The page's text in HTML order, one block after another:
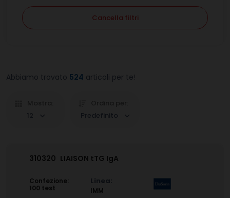
Cancella filtri
Abbiamo trovato 524 articoli per te!
12
Predefinito
310320 LIAISON tTG IgA
Confezione:
100 test
Linea:
IMM